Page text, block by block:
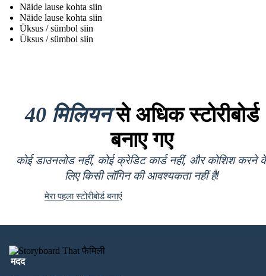
Näide lause kohta siin
Näide lause kohta siin
Üksus / sümbol siin
Üksus / sümbol siin
40 मिलियनसे अधिक स्टोरीबोर्ड
बनाए गए
कोई डाउनलोड नहीं, कोई क्रेडिट कार्ड नहीं, और कोशिश करने
लिए किसी लॉगिन की आवश्यकता नहीं है!
मेरा पहला स्टोरीबोर्ड बनाएं
मदद